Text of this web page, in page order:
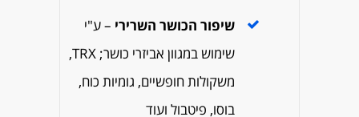
שיפור הכושר השרירי – ע"י
שימוש במגוון אביזרי כושר; TRX,
משקולות חופשיים, גומיות כוח,
בוסו, פיטבול ועוד